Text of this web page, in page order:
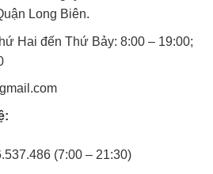
Long Biên.
Hai đến Thứ Bảy: 8:00 – 19:00;
(7:00 – 21:30)